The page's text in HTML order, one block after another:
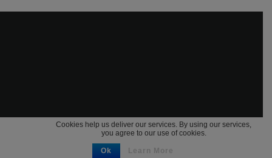
Cookies help us deliver our services. By using our services,
you agree to our use of cookies.
Ok Learn More